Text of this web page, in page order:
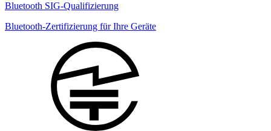
Bluetooth SIG-Qualifizierung
Bluetooth-Zertifizierung für Ihre Geräte